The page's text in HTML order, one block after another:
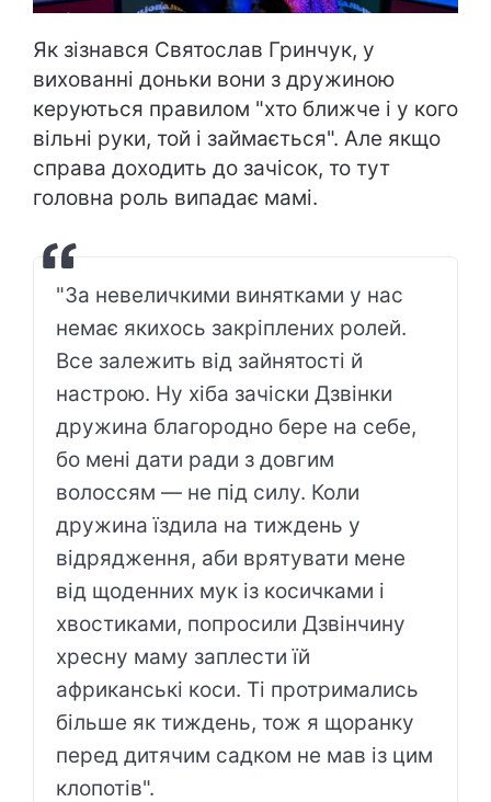
Як зізнався Святослав Гринчук, у
вихованні доньки вони з дружиною
керуються правилом "хто ближче і у кого
вільні руки, той і займається". Але якщо
справа доходить до зачісок, то тут
головна роль випадає мамі.
"За невеличкими винятками у нас
немає якихось закріплених ролей.
Все залежить від зайнятості й
настрою. Ну хіба зачіски Дзвінки
дружина благородно бере на себе,
бо мені дати ради з довгим
волоссям — не під силу. Коли
дружина їздила на тиждень у
відрядження, аби врятувати мене
від щоденних мук із косичками і
хвостиками, попросили Дзвінчину
хресну маму заплести їй
африканські коси. Ті протримались
більше як тиждень, тож я щоранку
перед дитячим садком не мав із цим
клопотів".